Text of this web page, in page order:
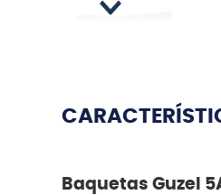
Baquetas Guzel